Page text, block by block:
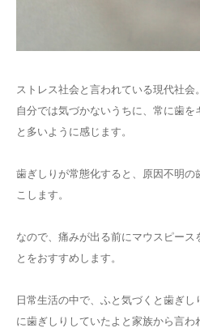
ストレス社会と言われている現代社会。
自分では気づかないうちに、常に歯
と多いように感じます。
歯ぎしりが常態化すると、原因不明の
こします。
なので、痛みが出る前にマウスピース
とをおすすめします。
日常生活の中で、ふと気づくと歯ぎ
に歯ぎしりしていたよと家族から言わ